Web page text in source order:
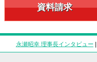
資料請求
永瀬昭幸 理事長インタビュー |